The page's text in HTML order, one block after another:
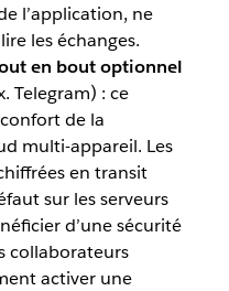
l’application, ne
les échanges.
en bout optionnel
Telegram) : ce
de la
multi-appareil. Les
en transit
sur les serveurs
d’une sécurité
collaborateurs
activer une